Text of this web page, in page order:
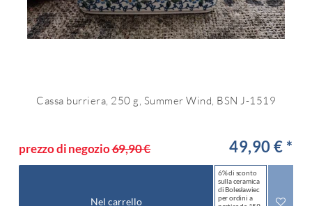
Cassa burriera, 250 g, Summer Wind, BSN J-1519
prezzo di negozio69,90 € 49,90 € *
Nel carrello
6% di sconto
sulla ceramica
di Bolesławiec
per ordini a